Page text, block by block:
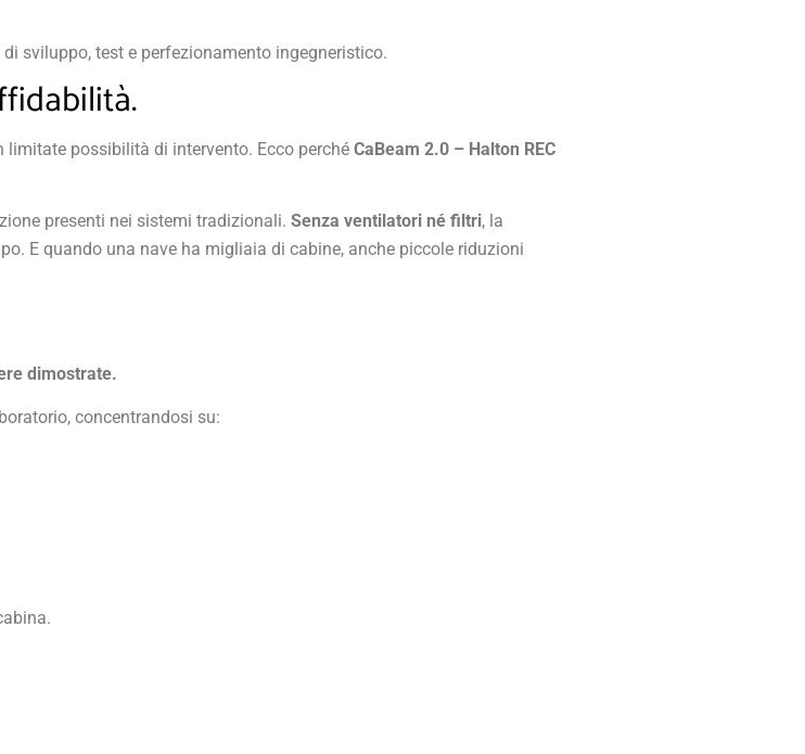
sviluppo, test e perfezionamento ingegneristico.
possibilità di intervento. Ecco perché CaBeam 2.0 – Halton REC
presenti nei sistemi tradizionali. Senza ventilatori né filtri, la
E quando una nave ha migliaia di cabine, anche piccole riduzioni
dimostrate.
concentrandosi su: